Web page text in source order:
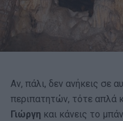
Αν, πάλι, δεν ανήκεις σε
περιπατητών, τότε απλά
Γιώργη και κάνεις το